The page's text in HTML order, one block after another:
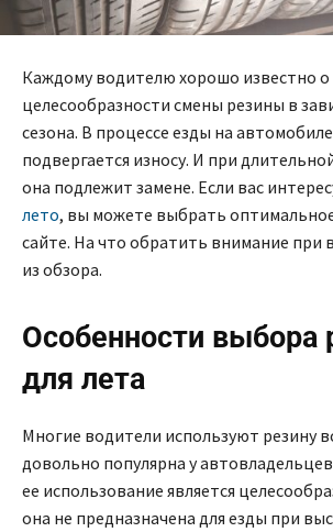
Каждому водителю хорошо известно о
целесообразности смены резины в
сезона. В процессе езды на
подвергается износу. И при
она подлежит замене. Если вас
лето, вы можете выбрать
сайте. На что обратить внимание при
из обзора.
Особенности выбора
для лета
Многие водители используют резину
довольно популярна у
ее использование является
она не предназначена для езды при